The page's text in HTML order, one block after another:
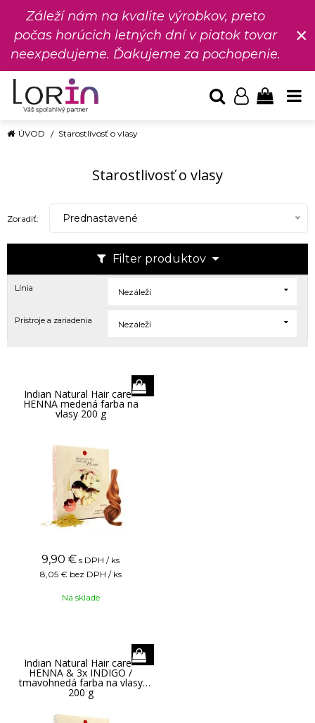
Záleží nám na kvalite výrobkov, preto
počas horúcich letných dní v piatok tovar
neexpedujeme. Ďakujeme za pochopenie.
×
ÚVOD Starostlivosť o vlasy
Starostlivosť o vlasy
Filter produktov
Zoradiť: Prednastavené
Línia Nezáleží
Prístroje a zariadenia Nezáleží
Indian Natural Hair care -
HENNA medená farba na
vlasy 200 g
9,90 € s DPH / ks
8,05 € bez DPH / ks
Na sklade
Indian Natural Hair care -
HENNA & 3x INDIGO /
tmavohnedá farba na vlasy
200 g